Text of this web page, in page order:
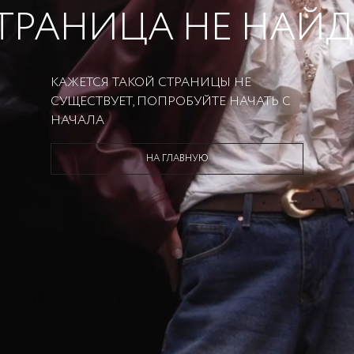
НЕ
КАЖЕТСЯ ТАКОЙ СТРАНИЦЫ НЕ
СУЩЕСТВУЕТ, ПОПРОБУЙТЕ НАЧАТЬ С
НАЧАЛА
НА ГЛАВНУЮ